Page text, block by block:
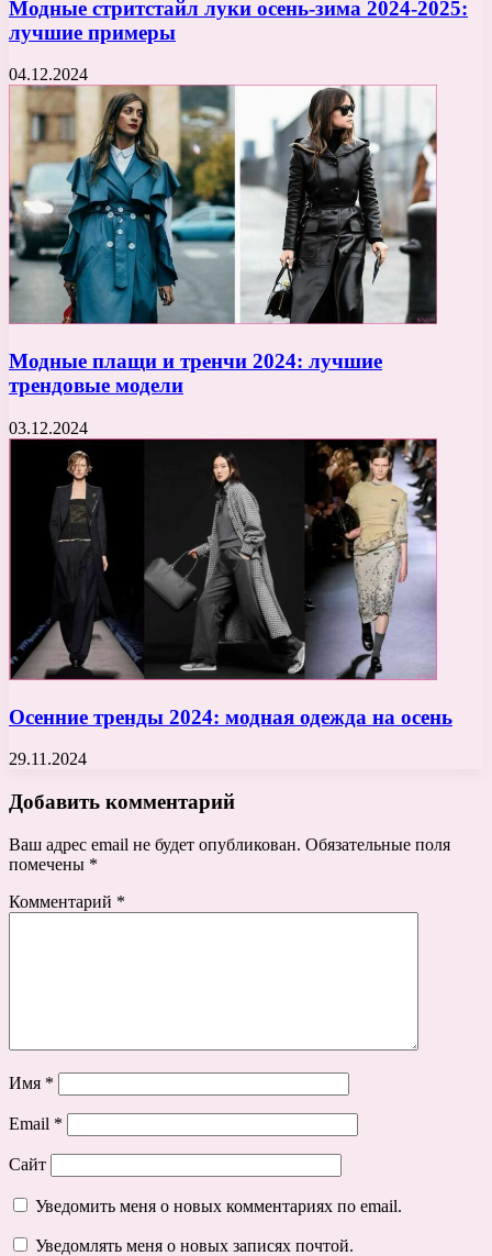
Модные стритстайл луки осень-зима 2024-2025:
лучшие примеры
04.12.2024
Модные плащи и тренчи 2024: лучшие
трендовые модели
03.12.2024
Осенние тренды 2024: модная одежда на осень
29.11.2024
Добавить комментарий
Ваш адрес email не будет опубликован. Обязательные поля
помечены *
Комментарий *
Имя *
Email *
Сайт
Уведомить меня о новых комментариях по email.
Уведомлять меня о новых записях почтой.